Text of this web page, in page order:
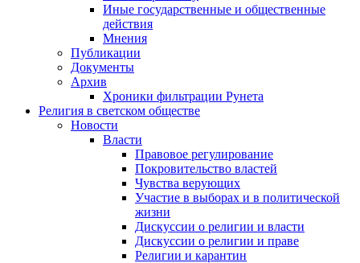
Иные государственные и общественные
действия
Мнения
Публикации
Документы
Архив
Хроники фильтрации Рунета
Религия в светском обществе
Новости
Власти
Правовое регулирование
Покровительство властей
Чувства верующих
Участие в выборах и в политической
жизни
Дискуссии о религии и власти
Дискуссии о религии и праве
Религии и карантин